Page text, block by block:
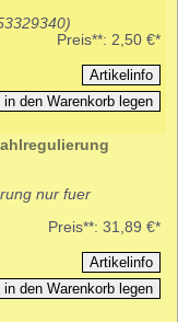
Preis**: 2,50 €*
nur fuer
Preis**: 31,89 €*